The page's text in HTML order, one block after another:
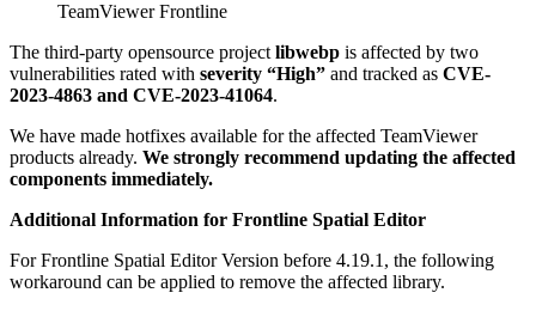
TeamViewer Frontline
The third-party opensource project libwebp is affected by two
vulnerabilities rated with severity “High” and tracked as CVE-
2023-4863 and CVE-2023-41064.
We have made hotfixes available for the affected TeamViewer
products already. We strongly recommend updating the affected
components immediately.
Additional Information for Frontline Spatial Editor
For Frontline Spatial Editor Version before 4.19.1, the following
workaround can be applied to remove the affected library.